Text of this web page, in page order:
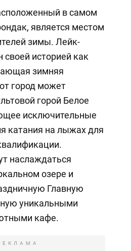
в самом
является местом
зимы. Лейк-
своей историей как
зимняя
город может
горой Белое
исключительные
катания на лыжах для
наслаждаться
озере и
Главную
уникальными
кафе.